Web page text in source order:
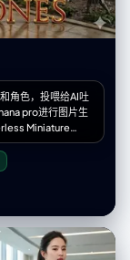
角色，投喂给AI吐
pro进行图片生
vertically
of reality**.
or glass boxes.
the image. #
Full-
cross-sections
itself must